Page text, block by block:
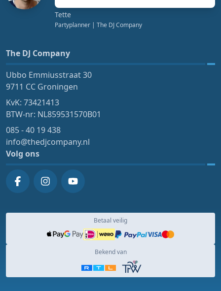
Tette
Partyplanner | The DJ Company
The DJ Company
Ubbo Emmiusstraat 30
9711 CC Groningen
KvK: 73421413
BTW-nr: NL859531570B01
085 - 40 19 438
info@thedjcompany.nl
Volg ons
Betaal veilig
Bekend van